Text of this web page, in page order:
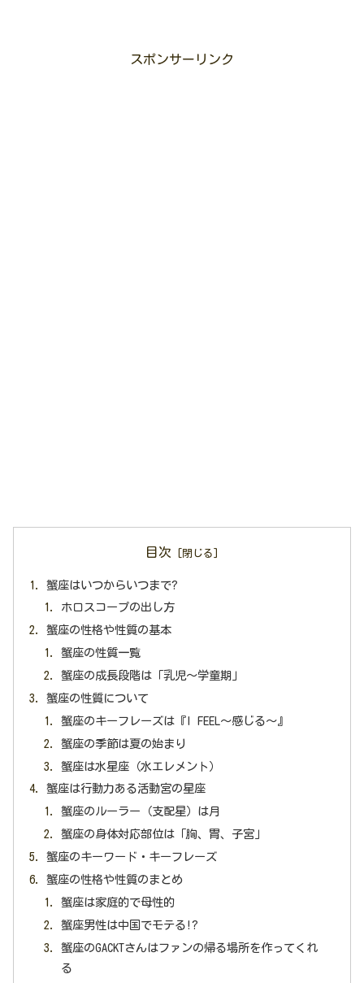
スポンサーリンク
目次
蟹座はいつからいつまで?
ホロスコープの出し方
蟹座の性格や性質の基本
蟹座の性質一覧
蟹座の成長段階は「乳児〜学童期」
蟹座の性質について
蟹座のキーフレーズは『I FEEL〜感じる〜』
蟹座の季節は夏の始まり
蟹座は水星座（水エレメント）
蟹座は行動力ある活動宮の星座
蟹座のルーラー（支配星）は月
蟹座の身体対応部位は「胸、胃、子宮」
蟹座のキーワード・キーフレーズ
蟹座の性格や性質のまとめ
蟹座は家庭的で母性的
蟹座男性は中国でモテる!?
蟹座のGACKTさんはファンの帰る場所を作ってくれ
る